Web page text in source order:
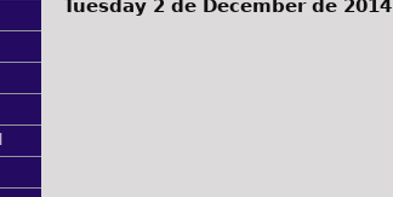
Tuesday 2 de December de 2014